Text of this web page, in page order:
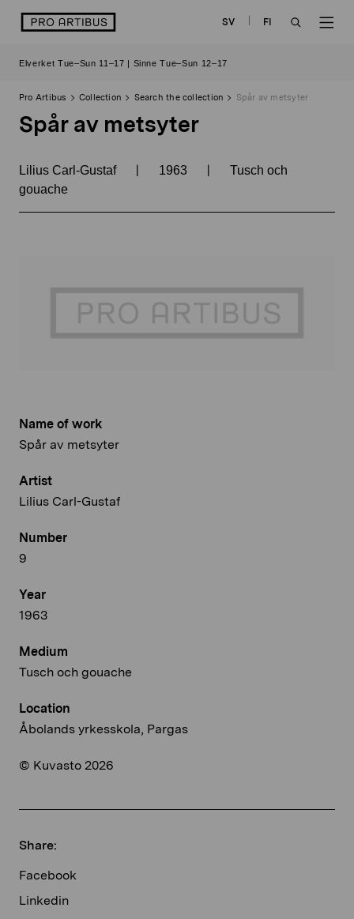
logo SV
FI
Elverket Tue–Sun 11–17 | Sinne Tue–Sun 12–17
Pro Artibus Collection Search the collection Spår av metsyter
Spår av metsyter
Lilius Carl-Gustaf | 1963 |
Tusch och
gouache
Name of work
Spår av metsyter
Artist
Lilius Carl-Gustaf
Number
9
Year
1963
Medium
Tusch och gouache
Location
Åbolands yrkesskola, Pargas
© Kuvasto 2026
Share:
Facebook
Linkedin